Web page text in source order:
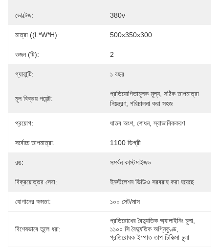
ভোল্টেজ: 380v
মাত্রা ((L*W*H): 500x350x300
ওজন (টি): 2
গ্যারান্টি: ১ বছর
মূল বিক্রয় পয়েন্ট:
প্রতিযোগিতামূলক মূল্য, সঠিক তাপমাত্রা
নিয়ন্ত্রণ, পরিচালনা করা সহজ
প্রয়োগ: ধাতব অংশ, শোধন, স্বাভাবিককরণ
সর্বোচ্চ তাপমাত্রা: 1100 ডিগ্রী
রঙ: সমর্থন কাস্টমাইজড
বিক্রয়োত্তর সেবা: ইনস্টলেশন ভিডিও সরবরাহ করা হয়েছে
যোগানের ক্ষমতা: ১০০ সেট/মাস
বিশেষভাবে তুলে ধরা:
প্রতিরোধের বৈদ্যুতিক অ্যালাইনিং চুলা
১১০০ সি বৈদ্যুতিক অগ্নিকুণ্ড
প্রতিরোধক ইস্পাত তাপ চিকিত্সা চুলা